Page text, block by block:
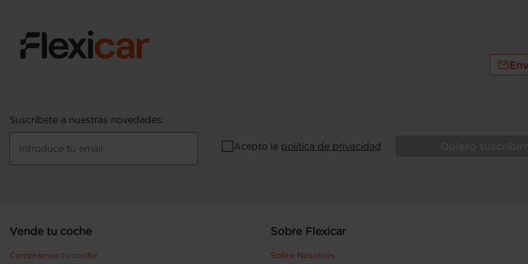
Suscríbete a nuestras novedades:
Introduce tu email Acepto la política de privacidad
Vende tu coche
Compramos tu coche
Sobre Flexicar
Sobre Nosotros